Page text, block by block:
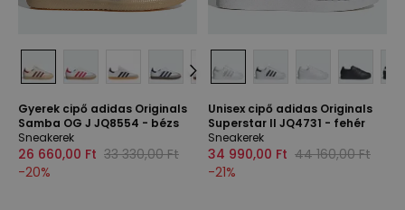
Gyerek cipő adidas Originals
Samba OG J JQ8554 - bézs
Sneakerek
26 660,00 Ft 33 330,00 Ft
-20%
Unisex cipő adidas Originals
Superstar II JQ4731 - fehér
Sneakerek
34 990,00 Ft 44 160,00 Ft
-21%